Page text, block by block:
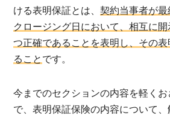
ける表明保証とは、契約当事者が
クロージング日において、相互に
つ正確であることを表明し、その
ること です。
今までのセクションの内容を軽く
で、表明保証保険の内容について、